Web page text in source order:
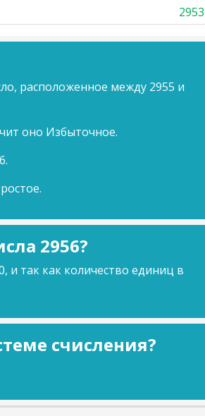
2953
расположенное между 2955 и
оно Избыточное.
2956?
и так как количество единиц в
счисления?